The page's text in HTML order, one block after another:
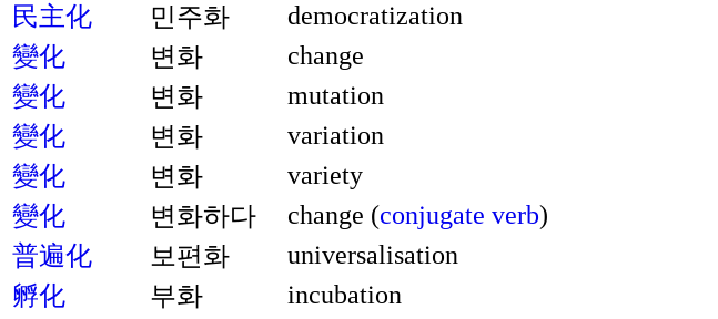
民主化
민주화
democratization
變化
변화
change
變化
변화
mutation
變化
변화
variation
變化
변화
variety
變化
변화하다 change (conjugate verb)
普遍化
보편화
universalisation
孵化
부화
incubation